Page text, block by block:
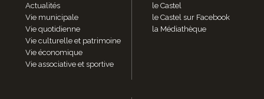
Délibérations 2009
Délibérations 2008
Agenda réunions publiques
Marchés publics
Toutes les actualités
Actualités
Vie municipale
Vie quotidienne
Vie culturelle et patrimoine
Vie économique
Vie associative et sportive
le Castel
le Castel sur Facebook
la Médiathèque